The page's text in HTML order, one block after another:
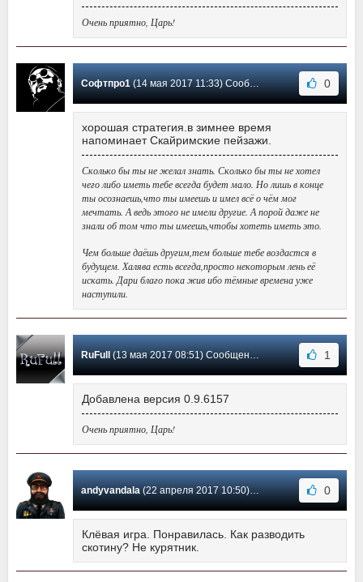
Очень приятно, Царь!
Софтпро1(14 мая 2017 11:33) Сообщение #45 0
хорошая стратегия.в зимнее время
напоминает Скайримские пейзажи.
Сколько бы ты не желал знать. Сколько бы ты не хотел
чего либо иметь тебе всегда будет мало. Но лишь в конце
ты осознаешь,что ты имеешь и имел всё о чём мог
мечтать. А ведь этого не имели другие. А порой даже не
знали об том что ты имеешь,чтобы хотеть иметь это.
Чем больше даёшь другим,тем больше тебе воздастся в
будущем. Халява есть всегда,просто некоторым лень её
искать. Дари благо пока жив ибо тёмные времена уже
наступили.
RuFull (13 мая 2017 08:51) Сообщение #44 1
Добавлена версия 0.9.6157
Очень приятно, Царь!
andyvandala(22 апреля 2017 10:50) Сообщение #43 0
Клёвая игра. Понравилась. Как разводить
скотину? Не курятник.